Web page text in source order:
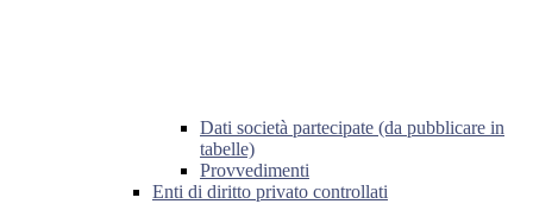
Dati società partecipate (da pubblicare in
tabelle)
Provvedimenti
Enti di diritto privato controllati